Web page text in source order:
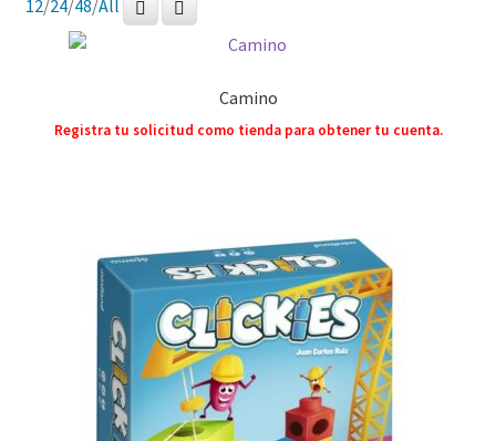
12/24/48/All
Camino
Registra tu solicitud como tienda para obtener tu cuenta.